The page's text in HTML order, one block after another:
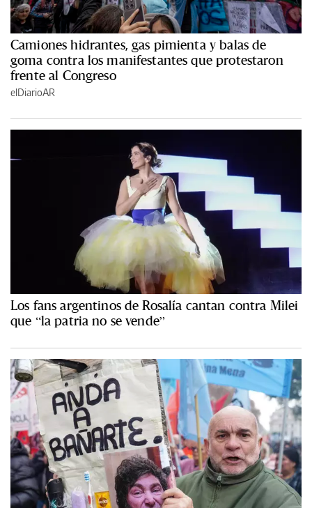
Camiones hidrantes, gas pimienta y balas de
goma contra los manifestantes que protestaron
frente al Congreso
elDiarioAR
Los fans argentinos de Rosalía cantan contra Milei
que “la patria no se vende”